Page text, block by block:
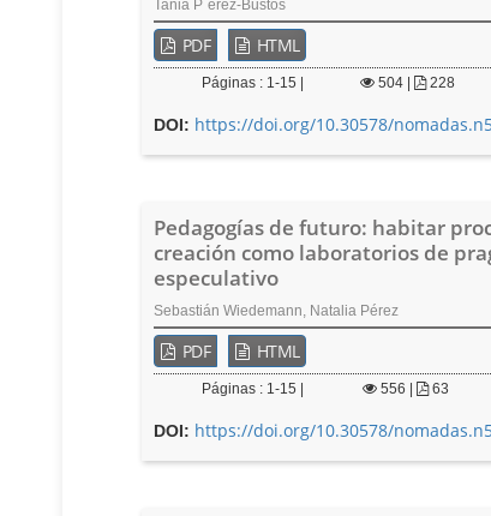
Tania P´érez-Bustos
PDF HTML
Páginas : 1-15 | 504| 228
DOI: https://doi.org/10.30578/
Pedagogías de futuro: habitar
creación como laboratorios de
especulativo
Sebastián Wiedemann, Natalia Pérez
PDF HTML
Páginas : 1-15 | 556 63
DOI: https://doi.org/10.30578/